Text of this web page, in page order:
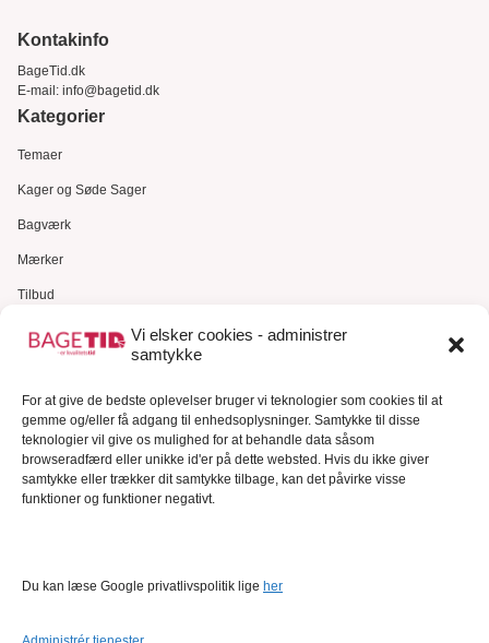
Vi elsker cookies - administrer
samtykke
For at give de bedste oplevelser bruger vi teknologier som cookies til at
gemme og/eller få adgang til enhedsoplysninger. Samtykke til disse
teknologier vil give os mulighed for at behandle data såsom
browseradfærd eller unikke id'er på dette websted. Hvis du ikke giver
samtykke eller trækker dit samtykke tilbage, kan det påvirke visse
funktioner og funktioner negativt.
Du kan læse Google privatlivspolitik lige her
Kontakinfo
BageTid.dk
E-mail: info@bagetid.dk
Kategorier
Temaer
Kager og Søde Sager
Bagværk
Mærker
Tilbud
Gavekort
Kundeservice
Kundeservice
FAQ – Ofte stillede spørgsmål
Om Bagetid.dk
Se Fødevarestyrelsens smiley-rapporter